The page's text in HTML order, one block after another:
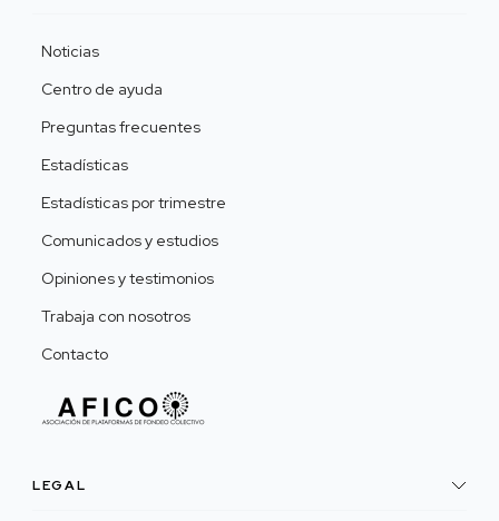
Noticias
Centro de ayuda
Preguntas frecuentes
Estadísticas
Estadísticas por trimestre
Comunicados y estudios
Opiniones y testimonios
Trabaja con nosotros
Contacto
LEGAL